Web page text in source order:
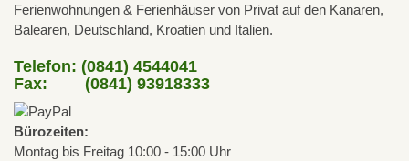
Ferienwohnungen & Ferienhäuser von Privat auf den Kanaren,
Balearen, Deutschland, Kroatien und Italien.
Telefon: (0841) 4544041
Fax: (0841) 93918333
Bürozeiten:
Montag bis Freitag 10:00 - 15:00 Uhr